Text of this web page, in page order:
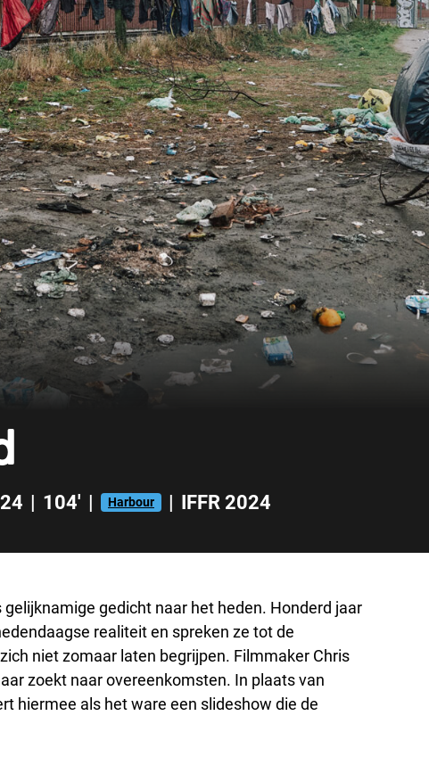
| 104' | Harbour | IFFR 2024
gelijknamige gedicht naar het heden. Honderd jaar
realiteit en spreken ze tot de
niet zomaar laten begrijpen. Filmmaker Chris
zoekt naar overeenkomsten. In plaats van
hiermee als het ware een slideshow die de